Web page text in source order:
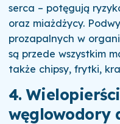
serca – potęgują
oraz miażdżycy.
prozapalnych w
są przede wszystkim
także chipsy, frytki,
4.
węglowodory